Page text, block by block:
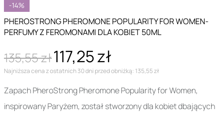
-14%
PHEROSTRONG PHEROMONE POPULARITY FOR WOMEN-
PERFUMY Z FEROMONAMI DLA KOBIET 50ML
135,55 zł117,25 zł
Najniższa cena z ostatnich 30 dni przed obniżką: 135,55 zł
Zapach PheroStrong Pheromone Popularity for Women,
inspirowany Paryżem, został stworzony dla kobiet dbających